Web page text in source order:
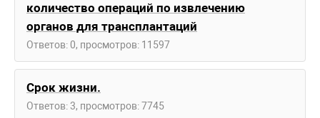
количество операций по извлечению
органов для трансплантаций
Ответов: 0, просмотров: 11597
Срок жизни.
Ответов: 3, просмотров: 7745